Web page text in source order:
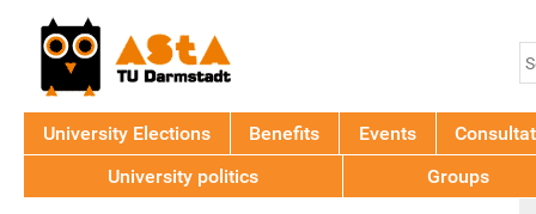
University Elections Benefits Events
University politics
Groups